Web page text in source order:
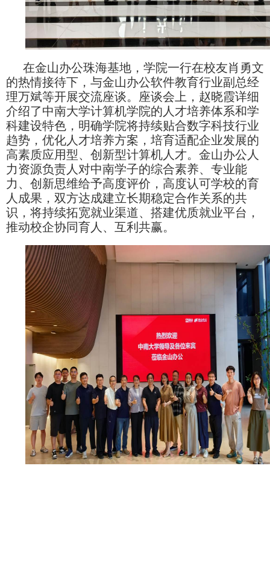
在金山办公珠海基地，学院一行在校友肖勇文
的热情接待下，与金山办公软件教育行业副总经
理万斌等开展交流座谈。座谈会上，赵晓霞详细
介绍了中南大学计算机学院的人才培养体系和学
科建设特色，明确学院将持续贴合数字科技行业
趋势，优化人才培养方案，培育适配企业发展的
高素质应用型、创新型计算机人才。金山办公人
力资源负责人对中南学子的综合素养、专业能
力、创新思维给予高度评价，高度认可学校的育
人成果，双方达成建立长期稳定合作关系的共
识，将持续拓宽就业渠道、搭建优质就业平台，
推动校企协同育人、互利共赢。